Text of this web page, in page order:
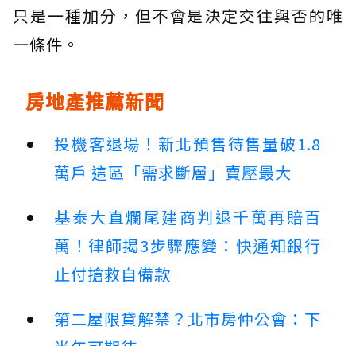
只是一種加分，但不會是決定交往與否的唯
一條件。
房地產推薦新聞
投機客退場！新北預售待售量破1.8
萬戶 這區「需求斷層」賣壓最大
基泰大直爛尾建商判退千萬再賠百
萬！律師揭3步驟應變：快通知銀行
止付搶救自備款
第二屋限貸解禁？北市房仲公會：下